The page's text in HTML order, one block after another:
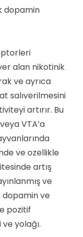
dopamin
alan nikotinik
ve ayrıca
salıverilmesini
artırır. Bu
VTA’a
ve ozellikle
artış
ve
dopamin ve
pozitif
yolağı.